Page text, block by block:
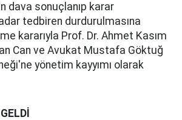
dava sonuçlanıp karar
tedbiren durdurulmasına
kararıyla Prof. Dr. Ahmet Kasım
Can ve Avukat Mustafa Göktuğ
yönetim kayyımı olarak